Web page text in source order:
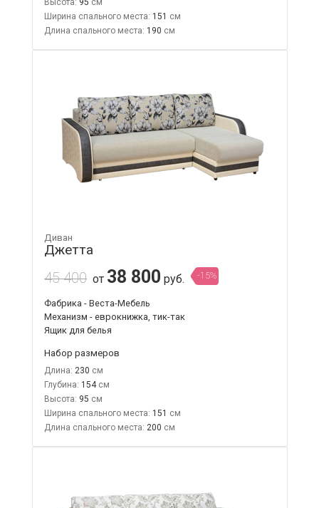
Ширина спального места: 151
Длина спального места: 190
Диван
Джетта
45 400 от 38 800 руб. -15%
Фабрика - Веста-Мебель
Механизм - еврокнижка, тик-так
Ящик для белья
Набор размеров
Длина: 230
Глубина: 154
Высота: 95
Ширина спального места: 151
Длина спального места: 200